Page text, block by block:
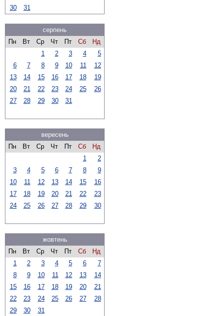
30
31
серпень
Пн
Вт Ср Чт Пт Сб
Нд
1
2 3 4
5
6
7 8 9 10 11
12
13
14 15 16 17 18
19
20
21 22 23 24 25
26
27
28 29 30 31
вересень
Пн
Вт Ср Чт Пт Сб
Нд
1
2
3
4 5 6 7 8
9
10
11 12 13 14 15
16
17
18 19 20 21 22
23
24
25 26 27 28 29 30
жовтень
Пн
Вт Ср Чт Пт Сб
Нд
1
2 3 4 5 6
7
8
9 10 11 12 13
14
15
16 17 18 19 20
21
22
23 24 25 26 27
28
29
30 31